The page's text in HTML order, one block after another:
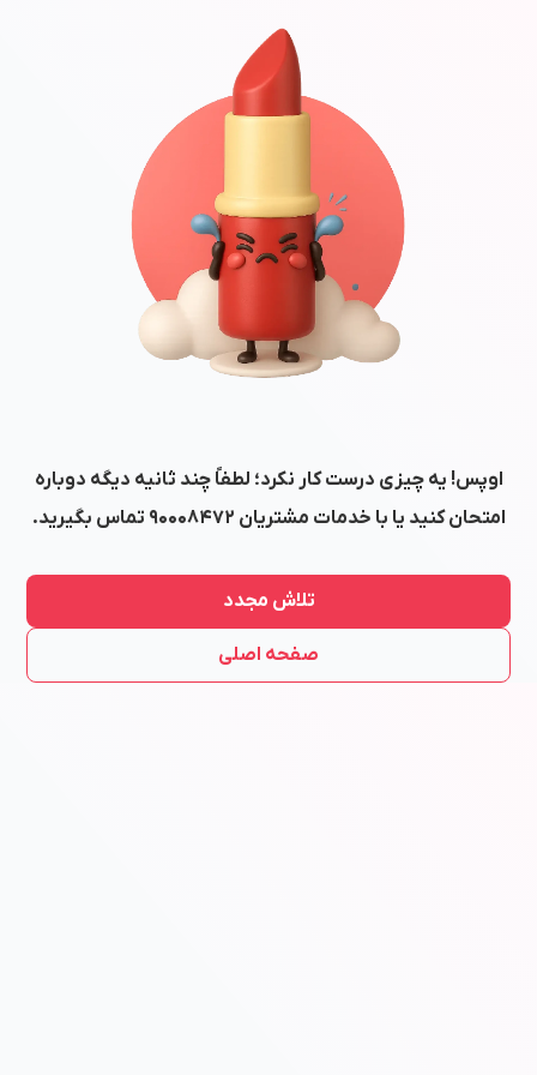
اوپس! یه چیزی درست کار نکرد؛ لطفاً چند ثانیه دیگه دوباره
امتحان کنید یا با خدمات مشتریان ۹۰۰۰۸۴۷۲ تماس بگیرید.
تلاش مجدد
صفحه اصلی